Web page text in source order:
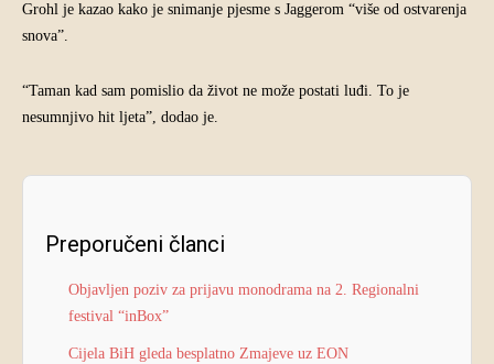
Grohl je kazao kako je snimanje pjesme s Jaggerom “više od ostvarenja
snova”.
“Taman kad sam pomislio da život ne može postati luđi. To je
nesumnjivo hit ljeta”, dodao je.
Preporučeni članci
Objavljen poziv za prijavu monodrama na 2. Regionalni
festival “inBox”
Cijela BiH gleda besplatno Zmajeve uz EON